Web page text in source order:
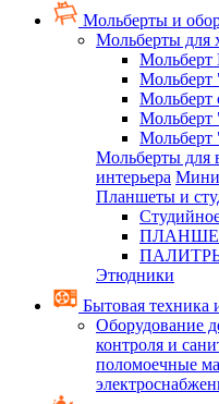
Мольберты и
Мольберты для
Мольберт
Мольберт
Мольберт
Мольберты для
интерьера Мини
Планшеты и
Этюдники
Бытовая техника
Оборудование
контроля и
поломоечные